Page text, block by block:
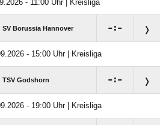
- 11:00 Uhr | Kreisliga
SV Borussia Hannover :
- 15:00 Uhr | Kreisliga
TSV Godshorn :
- 19:00 Uhr | Kreisliga